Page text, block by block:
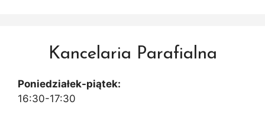
Kancelaria Parafialna
Poniedziałek-piątek:
16:30-17:30